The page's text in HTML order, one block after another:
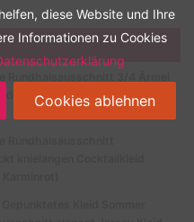
A135 (EU 40 = Size L,
diese Website und Ihre
Informationen zu Cookies
Cookies ablehnen